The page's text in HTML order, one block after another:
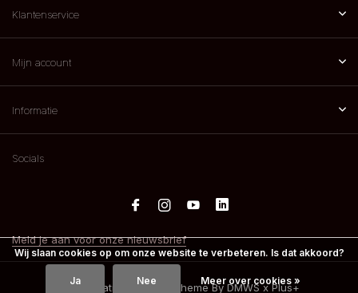
Klantenservice
Mijn account
Informatie
Socials
Meld je aan voor onze nieuwsbrief
© 2026 Spatreatments - Theme ByDMWSxPlus+
Wij slaan cookies op om onze website te verbeteren. Is dat akkoord?
Ja Nee Meer over cookies »